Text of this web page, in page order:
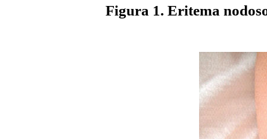
Figura 1. Eritema